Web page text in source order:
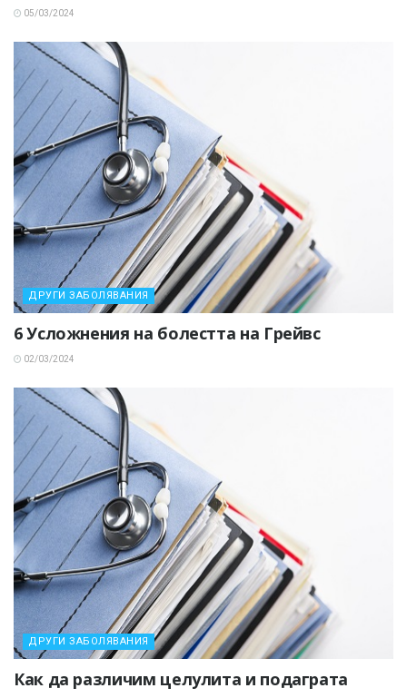
05/03/2024
ДРУГИ ЗАБОЛЯВАНИЯ
6 Усложнения на болестта на Грейвс
02/03/2024
ДРУГИ ЗАБОЛЯВАНИЯ
Как да различим целулита и подаграта